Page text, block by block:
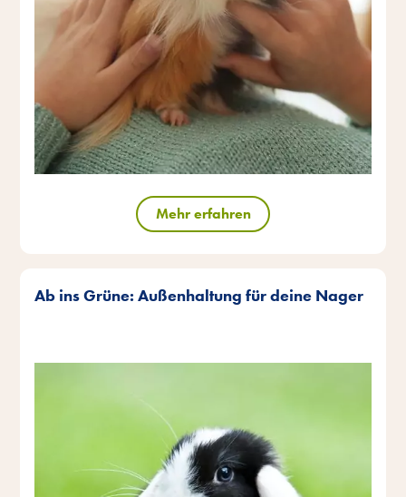
Mehr erfahren
Ab ins Grüne: Außenhaltung für deine Nager